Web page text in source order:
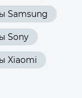
Samsung
Sony
Xiaomi